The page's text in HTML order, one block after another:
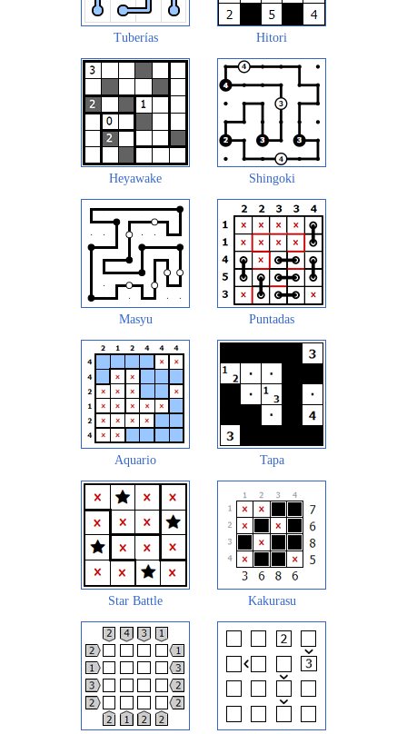
Tuberías Hitori
Heyawake Shingoki
Masyu Puntadas
Aquario Tapa
Star Battle Kakurasu